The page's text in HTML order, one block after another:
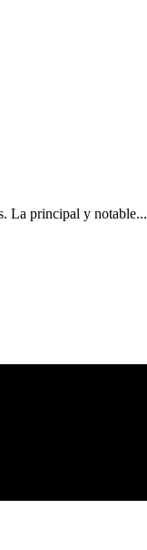
La principal y notable...